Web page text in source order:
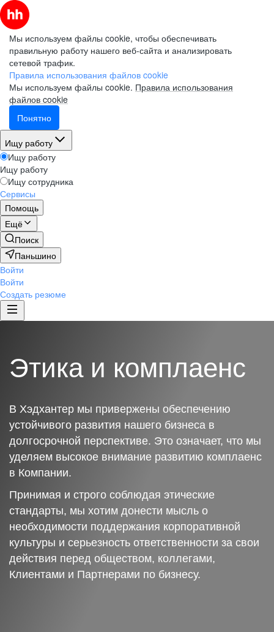
Мы используем файлы cookie, чтобы обеспечивать
правильную работу нашего веб-сайта и анализировать
сетевой трафик.
Правила использования файлов cookie
Мы используем файлы cookie. Правила использования
файлов cookie
Понятно
Ищу работу
Ищу работу
Ищу работу
Ищу сотрудника
Сервисы
Помощь
Ещё
Поиск
Паньшино
Войти
Войти
Создать резюме
Этика и комплаенс
В Хэдхантер мы привержены обеспечению
устойчивого развития нашего бизнеса в
долгосрочной перспективе. Это означает, что мы
уделяем высокое внимание развитию комплаенс
в Компании.
Принимая и строго соблюдая этические
стандарты, мы хотим донести мысль о
необходимости поддержания корпоративной
культуры и серьезность ответственности за свои
действия перед обществом, коллегами,
Клиентами и Партнерами по бизнесу.